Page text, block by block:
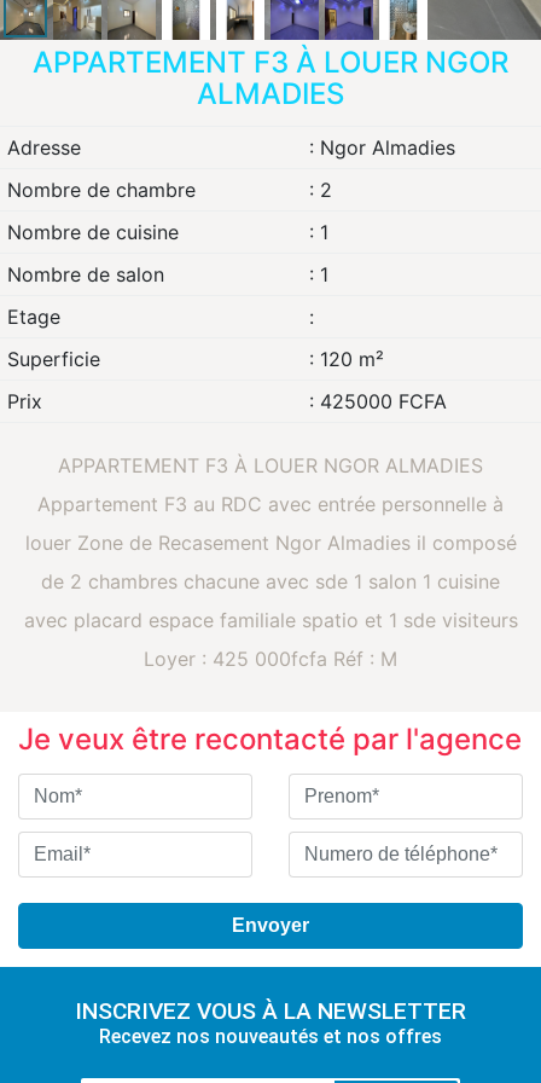
APPARTEMENT F3 À LOUER NGOR
ALMADIES
Adresse
: Ngor Almadies
Nombre de chambre
: 2
Nombre de cuisine
: 1
Nombre de salon
: 1
Etage
:
Superficie
: 120 m²
Prix
: 425000 FCFA
APPARTEMENT F3 À LOUER NGOR ALMADIES
Appartement F3 au RDC avec entrée personnelle à
louer Zone de Recasement Ngor Almadies il composé
de 2 chambres chacune avec sde 1 salon 1 cuisine
avec placard espace familiale spatio et 1 sde visiteurs
Loyer : 425 000fcfa Réf : M
Je veux être recontacté par l'agence
INSCRIVEZ VOUS À LA NEWSLETTER
Recevez nos nouveautés et nos offres